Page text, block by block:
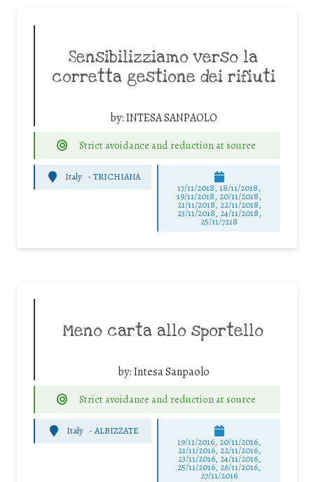
Sensibilizziamo verso la
corretta gestione dei rifiuti
by:INTESA SANPAOLO
Strict avoidance and reduction at source
Italy - TRICHIANA
17/11/2018, 18/11/2018,
19/11/2018, 20/11/2018,
21/11/2018, 22/11/2018,
23/11/2018, 24/11/2018,
25/11/7218
Meno carta allo sportello
by:Intesa Sanpaolo
Strict avoidance and reduction at source
Italy - ALBIZZATE
19/11/2016, 20/11/2016,
21/11/2016, 22/11/2016,
23/11/2016, 24/11/2016,
25/11/2016, 26/11/2016,
27/11/2016